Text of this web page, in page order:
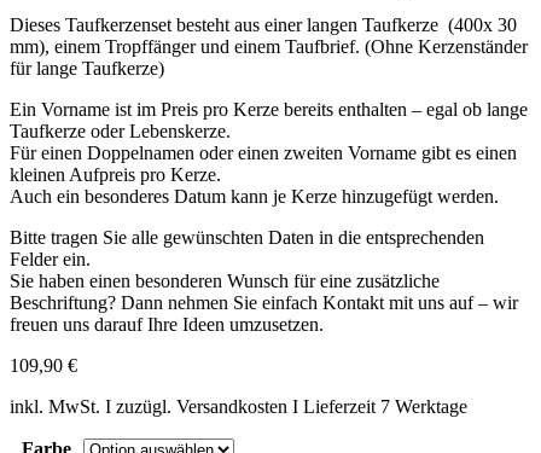
Dieses Taufkerzenset besteht aus einer langen Taufkerze (400x 30
mm), einem Tropffänger und einem Taufbrief. (Ohne Kerzenständer
für lange Taufkerze)
Ein Vorname ist im Preis pro Kerze bereits enthalten – egal ob lange
Taufkerze oder Lebenskerze.
Für einen Doppelnamen oder einen zweiten Vorname gibt es einen
kleinen Aufpreis pro Kerze.
Auch ein besonderes Datum kann je Kerze hinzugefügt werden.
Bitte tragen Sie alle gewünschten Daten in die entsprechenden
Felder ein.
Sie haben einen besonderen Wunsch für eine zusätzliche
Beschriftung? Dann nehmen Sie einfach Kontakt mit uns auf – wir
freuen uns darauf Ihre Ideen umzusetzen.
109,90 €
inkl. MwSt. I zuzügl. Versandkosten I Lieferzeit 7 Werktage
Farbe